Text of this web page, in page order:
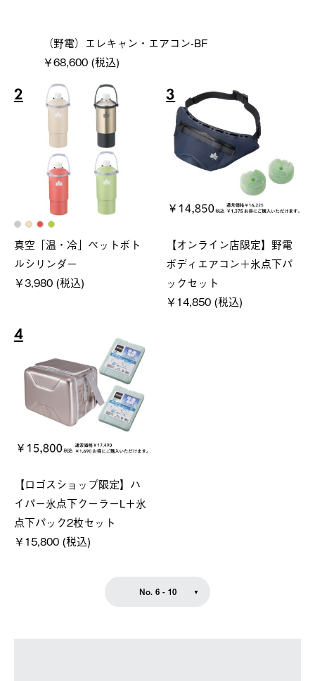
（野電）エレキャン・エアコン-BF
￥68,600 (税込)
2
真空「温・冷」ペットボト
ルシリンダー
￥3,980 (税込)
3
【オンライン店限定】野電
ボディエアコン＋氷点下パ
ックセット
￥14,850 (税込)
4
【ロゴスショップ限定】ハ
イパー氷点下クーラーL＋氷
点下パック2枚セット
￥15,800 (税込)
No. 6 - 10